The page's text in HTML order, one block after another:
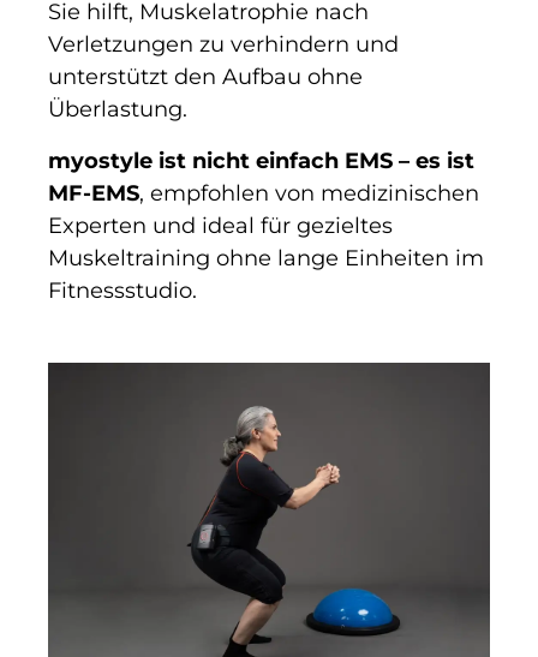
Sie hilft, Muskelatrophie nach
Verletzungen zu verhindern und
unterstützt den Aufbau ohne
Überlastung.
myostyle ist nicht einfach EMS – es ist
MF-EMS, empfohlen von medizinischen
Experten und ideal für gezieltes
Muskeltraining ohne lange Einheiten im
Fitnessstudio.